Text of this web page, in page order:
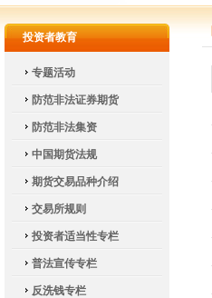
投资者教育
专题活动
防范非法证券期货
防范非法集资
中国期货法规
期货交易品种介绍
交易所规则
投资者适当性专栏
普法宣传专栏
反洗钱专栏